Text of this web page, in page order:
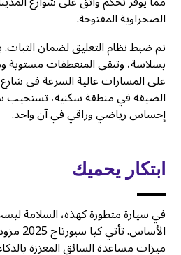
الصحراوية المفتوحة.
تم ضبط نظام التعليق لضمان
بسلاسة، وتبقى المنعطفات مستوية
على المسارات عالية السرعة في
الضيقة في منطقة سكنية، تستجيب
إحساس رياضي وراقي في آن واحد.
ابتكار يحميك
في سيارة متطورة كهذه، السلامة
ميزات مساعدة السائق المعززة